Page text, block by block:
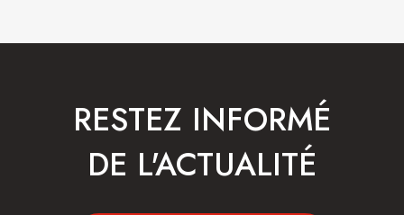
RESTEZ INFORMÉ
DE L'ACTUALITÉ